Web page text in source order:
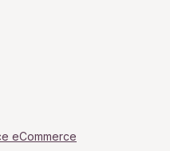
eCommerce